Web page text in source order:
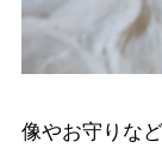
像やお守りな